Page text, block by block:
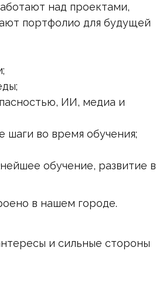
над проектами,
портфолио для будущей
ИИ, медиа и
шаги во время обучения;
обучение, развитие в
в нашем городе.
и сильные стороны